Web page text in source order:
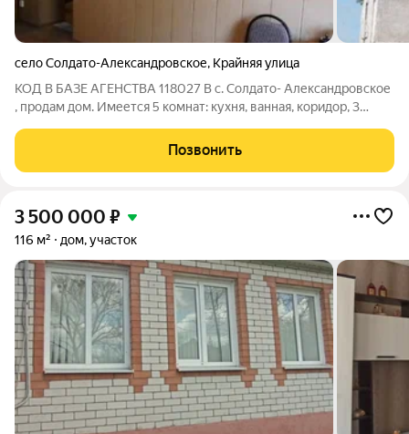
село Солдато-Александровское, Крайняя улица
КОД В БАЗЕ АГЕНСТВА 118027 В с. Солдато- Александровское
, продам дом. Имеется 5 комнат: кухня, ванная, коридор, 3
санузел, во дворе имеется беседка, кирпичные постройки. ,
Самое главное
Позвонить
3 500 000 ₽
116 м² дом, участок